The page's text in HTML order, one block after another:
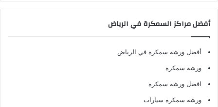
أفضل مراكز السمكرة في الرياض
أفضل ورشة سمكرة في الرياض
ورشة سمكرة
افضل ورشة سمكرة
ورشة سمكرة سيارات